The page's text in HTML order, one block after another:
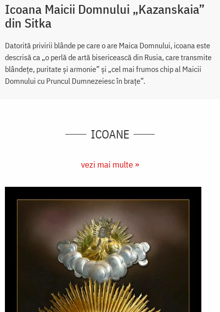
Icoana Maicii Domnului „Kazanskaia”
din Sitka
Datorită privirii blânde pe care o are Maica Domnului, icoana este
descrisă ca „o perlă de artă bisericească din Rusia, care transmite
blândețe, puritate și armonie” și „cel mai frumos chip al Maicii
Domnului cu Pruncul Dumnezeiesc în brațe”.
ICOANE
vezi mai multe »